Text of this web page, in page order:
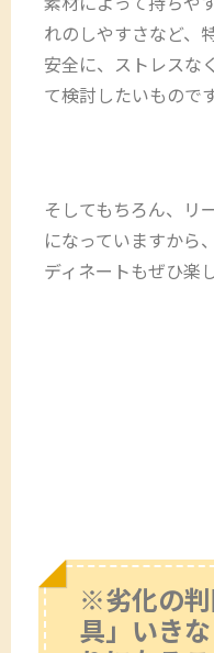
れのしやすさなど、
安全に、ストレスな
て検討したいものです
そしてもちろん、リ
になっていますから
ディネートもぜひ楽
※劣化の
具」いき